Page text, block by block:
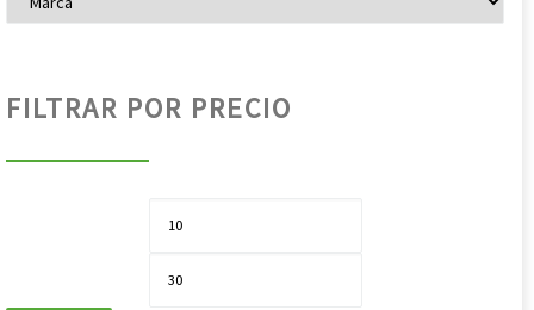
FILTRAR POR PRECIO